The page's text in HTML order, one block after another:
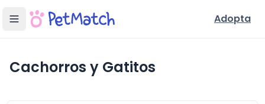
Adopta
Cachorros y Gatitos